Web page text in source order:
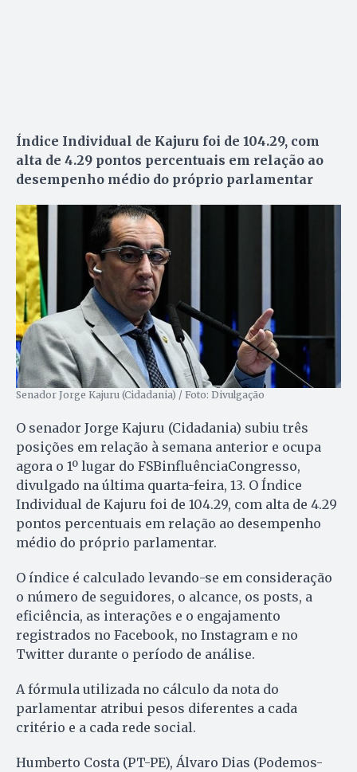
Índice Individual de Kajuru foi de 104.29, com
alta de 4.29 pontos percentuais em relação ao
desempenho médio do próprio parlamentar
Senador Jorge Kajuru (Cidadania) / Foto: Divulgação
O senador Jorge Kajuru (Cidadania) subiu três
posições em relação à semana anterior e ocupa
agora o 1º lugar do FSBinfluênciaCongresso,
divulgado na última quarta-feira, 13. O Índice
Individual de Kajuru foi de 104.29, com alta de 4.29
pontos percentuais em relação ao desempenho
médio do próprio parlamentar.
O índice é calculado levando-se em consideração
o número de seguidores, o alcance, os posts, a
eficiência, as interações e o engajamento
registrados no Facebook, no Instagram e no
Twitter durante o período de análise.
A fórmula utilizada no cálculo da nota do
parlamentar atribui pesos diferentes a cada
critério e a cada rede social.
Humberto Costa (PT-PE), Álvaro Dias (Podemos-